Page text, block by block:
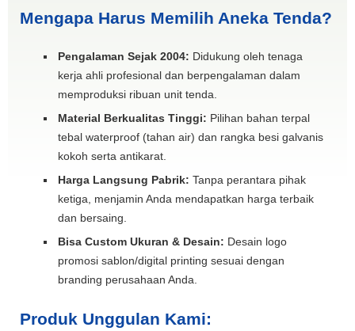
Mengapa Harus Memilih Aneka Tenda?
Pengalaman Sejak 2004: Didukung oleh tenaga
kerja ahli profesional dan berpengalaman dalam
memproduksi ribuan unit tenda.
Material Berkualitas Tinggi: Pilihan bahan terpal
tebal waterproof (tahan air) dan rangka besi galvanis
kokoh serta antikarat.
Harga Langsung Pabrik: Tanpa perantara pihak
ketiga, menjamin Anda mendapatkan harga terbaik
dan bersaing.
Bisa Custom Ukuran & Desain: Desain logo
promosi sablon/digital printing sesuai dengan
branding perusahaan Anda.
Produk Unggulan Kami: